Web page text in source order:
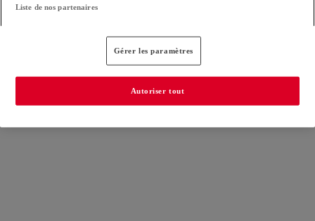
Liste de nos partenaires
Gérer les paramètres
Autoriser tout